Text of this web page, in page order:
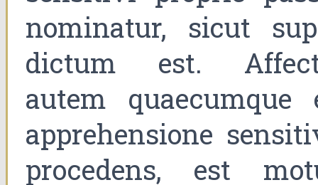
nominatur, sicut
dictum est.
autem quaecumque
apprehensione
procedens, est